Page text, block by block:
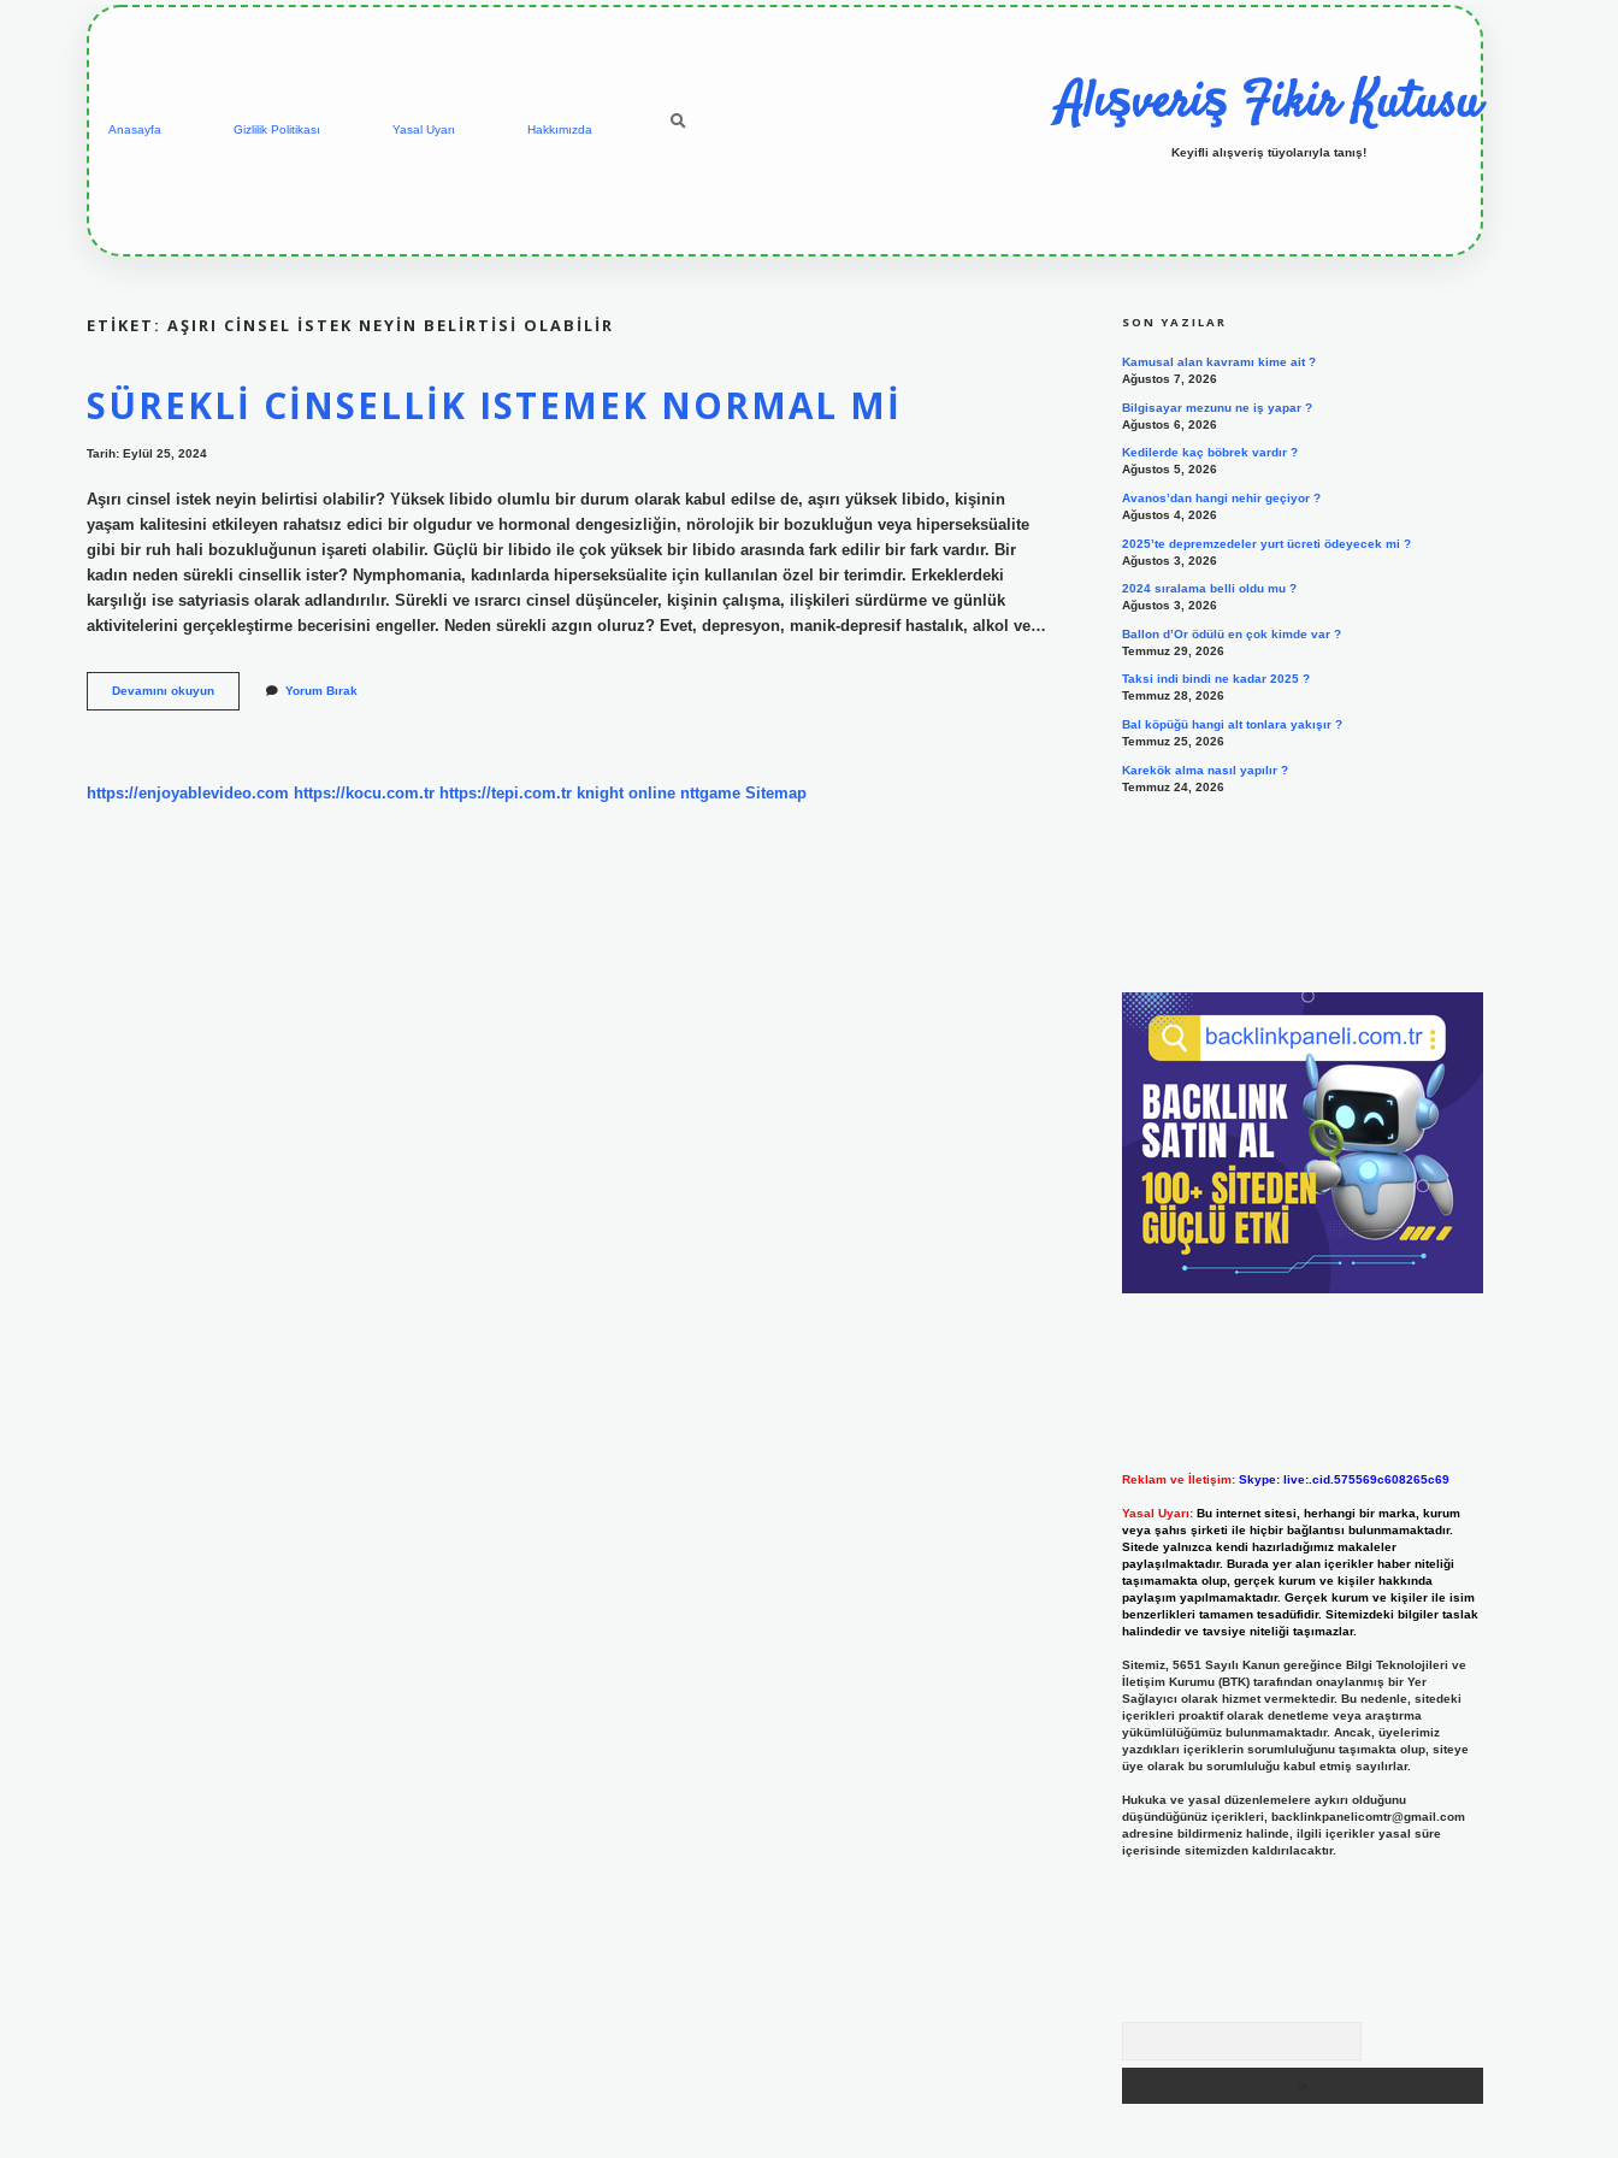
Anasayfa Gizlilik Politikası Yasal Uyarı Hakkımızda Alışveriş Fikir Kutusu
Keyifli alışveriş tüyolarıyla tanış!
ETIKET: AŞIRI CINSEL ISTEK NEYIN BELIRTISI OLABILIR
SÜREKLI CINSELLIK ISTEMEK NORMAL MI
Tarih: Eylül 25, 2024
Aşırı cinsel istek neyin belirtisi olabilir? Yüksek libido olumlu bir durum olarak kabul edilse de, aşırı yüksek libido, kişinin
yaşam kalitesini etkileyen rahatsız edici bir olgudur ve hormonal dengesizliğin, nörolojik bir bozukluğun veya hiperseksüalite
gibi bir ruh hali bozukluğunun işareti olabilir. Güçlü bir libido ile çok yüksek bir libido arasında fark edilir bir fark vardır. Bir
kadın neden sürekli cinsellik ister? Nymphomania, kadınlarda hiperseksüalite için kullanılan özel bir terimdir. Erkeklerdeki
karşılığı ise satyriasis olarak adlandırılır. Sürekli ve ısrarcı cinsel düşünceler, kişinin çalışma, ilişkileri sürdürme ve günlük
aktivitelerini gerçekleştirme becerisini engeller. Neden sürekli azgın oluruz? Evet, depresyon, manik-depresif hastalık, alkol ve…
Devamını okuyunSürekli
Cinsellik
Yorum Bırak
https://enjoyablevideo.com https://kocu.com.tr https://tepi.com.tr knight online nttgame Sitemap
SON YAZILAR
Kamusal alan kavramı kime ait ?
Ağustos 7, 2026
Bilgisayar mezunu ne iş yapar ?
Ağustos 6, 2026
Kedilerde kaç böbrek vardır ?
Ağustos 5, 2026
Avanos’dan hangi nehir geçiyor ?
Ağustos 4, 2026
2025’te depremzedeler yurt ücreti ödeyecek mi ?
Ağustos 3, 2026
2024 sıralama belli oldu mu ?
Ağustos 3, 2026
Ballon d’Or ödülü en çok kimde var ?
Temmuz 29, 2026
Taksi indi bindi ne kadar 2025 ?
Temmuz 28, 2026
Bal köpüğü hangi alt tonlara yakışır ?
Temmuz 25, 2026
Karekök alma nasıl yapılır ?
Temmuz 24, 2026
Reklam ve İletişim: Skype: live:.cid.575569c608265c69
Yasal Uyarı: Bu internet sitesi, herhangi bir marka, kurum
veya şahıs şirketi ile hiçbir bağlantısı bulunmamaktadır.
Sitede yalnızca kendi hazırladığımız makaleler
paylaşılmaktadır. Burada yer alan içerikler haber niteliği
taşımamakta olup, gerçek kurum ve kişiler hakkında
paylaşım yapılmamaktadır. Gerçek kurum ve kişiler ile isim
benzerlikleri tamamen tesadüfidir. Sitemizdeki bilgiler taslak
halindedir ve tavsiye niteliği taşımazlar.
Sitemiz, 5651 Sayılı Kanun gereğince Bilgi Teknolojileri ve
İletişim Kurumu (BTK) tarafından onaylanmış bir Yer
Sağlayıcı olarak hizmet vermektedir. Bu nedenle, sitedeki
içerikleri proaktif olarak denetleme veya araştırma
yükümlülüğümüz bulunmamaktadır. Ancak, üyelerimiz
yazdıkları içeriklerin sorumluluğunu taşımakta olup, siteye
üye olarak bu sorumluluğu kabul etmiş sayılırlar.
Hukuka ve yasal düzenlemelere aykırı olduğunu
düşündüğünüz içerikleri, backlinkpanelicomtr@gmail.com
adresine bildirmeniz halinde, ilgili içerikler yasal süre
içerisinde sitemizden kaldırılacaktır.